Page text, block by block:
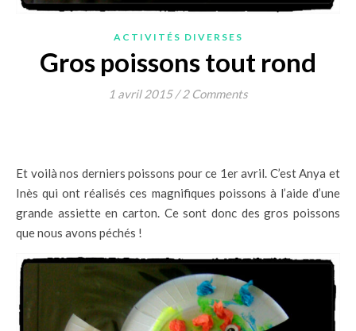
ACTIVITÉS DIVERSES
Gros poissons tout rond
1 avril 2015 / 2 Comments
Et voilà nos derniers poissons pour ce 1er avril. C’est Anya et
Inès qui ont réalisés ces magnifiques poissons à l’aide d’une
grande assiette en carton. Ce sont donc des gros poissons
que nous avons péchés !